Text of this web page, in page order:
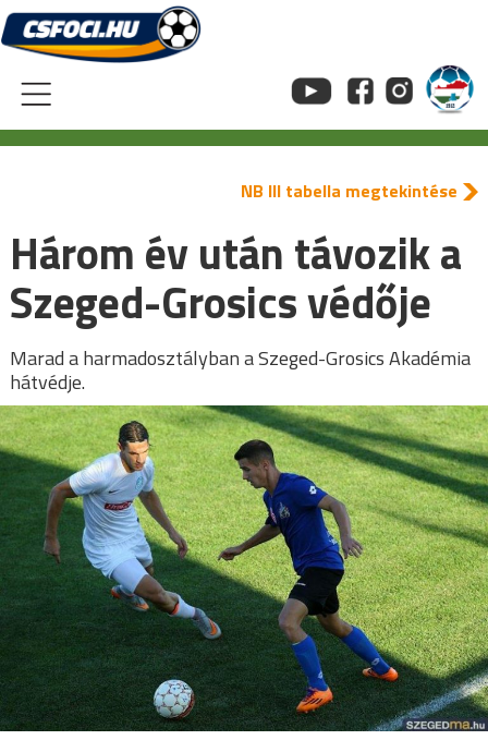
Skip
to
content
NB III tabella megtekintése
Három év után távozik a
Szeged-Grosics védője
Marad a harmadosztályban a Szeged-Grosics Akadémia
hátvédje.